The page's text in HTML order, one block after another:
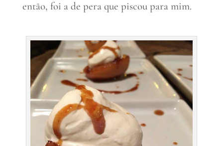
então, foi a de pera que piscou para mim.